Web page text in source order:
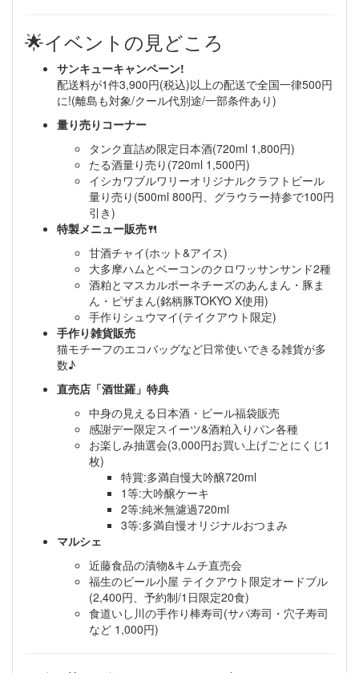
🌟イベントの見どころ
サンキューキャンペーン!
配送料が1件3,900円(税込)以上の配送で全国一律500円
に!(離島も対象/クール代別途/一部条件あり)
量り売りコーナー
タンク直詰め限定日本酒(720ml 1,800円)
たる酒量り売り(720ml 1,500円)
イシカワブルワリーオリジナルクラフトビール
量り売り(500ml 800円、グラウラー持参で100円
引き)
特製メニュー販売🍴
甘酒チャイ(ホット&アイス)
大多摩ハムとベーコンのクロワッサンサンド2種
酒粕とマスカルポーネチーズのあんまん・豚ま
ん・ピザまん(銘柄豚TOKYO X使用)
手作りシュウマイ(テイクアウト限定)
手作り雑貨販売
猫モチーフのエコバッグなど日常使いできる雑貨が多
数♪
直売店「酒世羅」特典
中身の見える日本酒・ビール福袋販売
感謝デー限定スイーツ&酒粕入りパン各種
お楽しみ抽選会(3,000円お買い上げごとにくじ1
枚)
特賞:多満自慢大吟醸720ml
1等:大吟醸ケーキ
2等:純米無濾過720ml
3等:多満自慢オリジナルおつまみ
マルシェ
近藤食品の漬物&キムチ直売会
福生のビール小屋 テイクアウト限定オードブル
(2,400円、予約制/1日限定20食)
食道いし川の手作り棒寿司(サバ寿司・穴子寿司
など 1,000円)